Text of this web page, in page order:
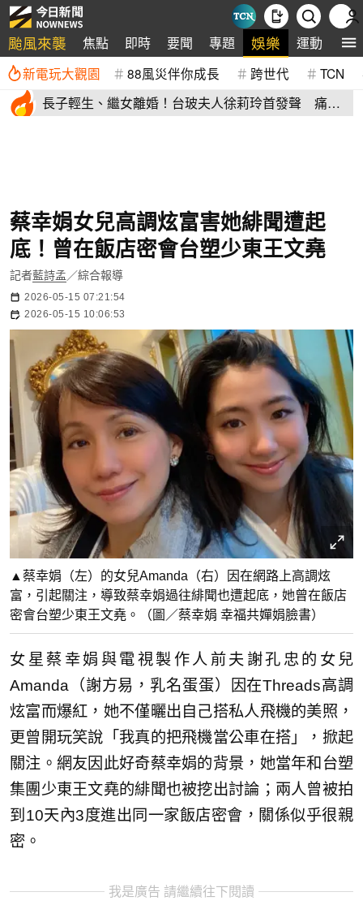
颱風來襲 焦點 即時 要聞 專題 娛樂 運動 全
新電玩大觀園 88風災伴你成長 跨世代 TCN
長子輕生、繼女離婚！台玻夫人徐莉玲首發聲 痛揭
蔡幸娟女兒高調炫富害她緋聞遭起
底！曾在飯店密會台塑少東王文堯
記者藍詩孟 ／綜合報導
2026-05-15 07:21:54
2026-05-15 10:06:53
▲蔡幸娟（左）的女兒Amanda（右）因在網路上高調炫
富，引起關注，導致蔡幸娟過往緋聞也遭起底，她曾在飯店
密會台塑少東王文堯。（圖／蔡幸娟 幸福共嬋娟臉書）
女星蔡幸娟與電視製作人前夫謝孔忠的女兒
Amanda（謝方易，乳名蛋蛋）因在Threads高調
炫富而爆紅，她不僅曬出自己搭私人飛機的美照，
更曾開玩笑說「我真的把飛機當公車在搭」，掀起
關注。網友因此好奇蔡幸娟的背景，她當年和台塑
集團少東王文堯的緋聞也被挖出討論；兩人曾被拍
到10天內3度進出同一家飯店密會，關係似乎很親
密。
我是廣告 請繼續往下閱讀